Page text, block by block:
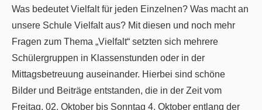
Was bedeutet Vielfalt für jeden Einzelnen? Was macht an
unsere Schule Vielfalt aus? Mit diesen und noch mehr
Fragen zum Thema „Vielfalt“ setzten sich mehrere
Schülergruppen in Klassenstunden oder in der
Mittagsbetreuung auseinander. Hierbei sind schöne
Bilder und Beiträge entstanden, die in der Zeit vom
Freitag, 02. Oktober bis Sonntag 4. Oktober entlang der